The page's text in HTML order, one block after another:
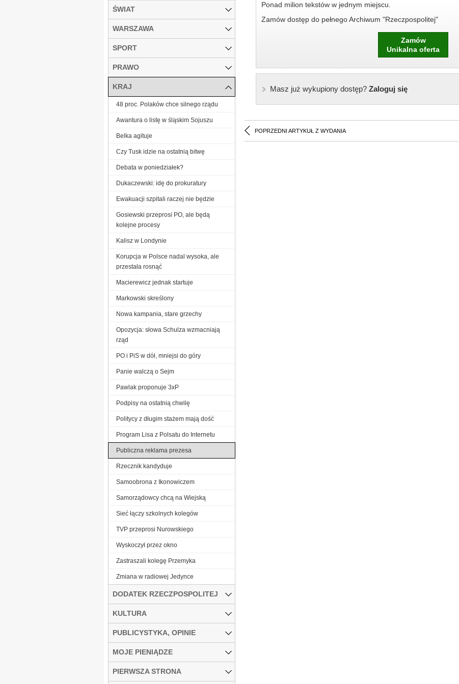
Ponad milion tekstów w jednym miejscu.
Zamów dostęp do pełnego Archiwum "Rzeczpospolitej"
Zamów
Unikalna oferta
Masz już wykupiony dostęp?Zaloguj się
POPRZEDNI ARTYKUŁ Z WYDANIA
ŚWIAT
WARSZAWA
SPORT
PRAWO
KRAJ
48 proc. Polaków chce silnego rządu
Awantura o listę w śląskim Sojuszu
Belka agituje
Czy Tusk idzie na ostatnią bitwę
Debata w poniedziałek?
Dukaczewski: idę do prokuratury
Ewakuacji szpitali raczej nie będzie
Gosiewski przeprosi PO, ale będą
kolejne procesy
Kalisz w Londynie
Korupcja w Polsce nadal wysoka, ale
przestała rosnąć
Macierewicz jednak startuje
Markowski skreślony
Nowa kampania, stare grzechy
Opozycja: słowa Schulza wzmacniają
rząd
PO i PiS w dół, mniejsi do góry
Panie walczą o Sejm
Pawlak proponuje 3xP
Podpisy na ostatnią chwilę
Politycy z długim stażem mają dość
Program Lisa z Polsatu do Internetu
Publiczna reklama prezesa
Rzecznik kandyduje
Samoobrona z Ikonowiczem
Samorządowcy chcą na Wiejską
Sieć łączy szkolnych kolegów
TVP przeprosi Nurowskiego
Wyskoczył przez okno
Zastraszali kolegę Przemyka
Zmiana w radiowej Jedynce
DODATEK RZECZPOSPOLITEJ
KULTURA
PUBLICYSTYKA, OPINIE
MOJE PIENIĄDZE
PIERWSZA STRONA